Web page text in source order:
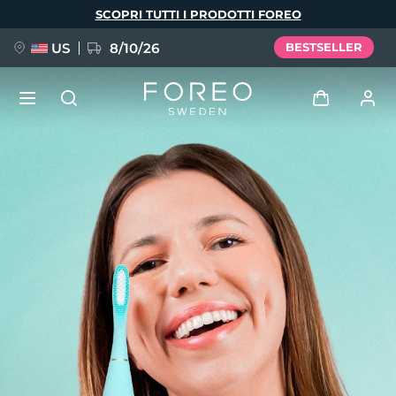
SCOPRI TUTTI I PRODOTTI FOREO
US 8/10/26 BESTSELLER
Profilo utente
I miei dispositivi
I miei ordini
I miei indirizzi
I miei abbonamenti
FAQ™ Pure Beauty-Tech Elixir
BREAKING NEWS
issa™ Teeth Whitening Set
Deutsch
Español
Français
Italiano
Português
Svenska
Русский
简体中文 繁體中文